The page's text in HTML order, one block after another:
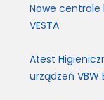
Nowe
VESTA
Atest
urządzeń VBW